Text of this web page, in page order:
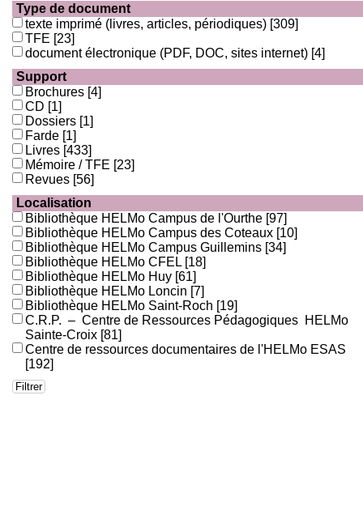
Type de document
texte imprimé (livres, articles, périodiques) [309]
TFE [23]
document électronique (PDF, DOC, sites internet) [4]
Support
Brochures [4]
CD [1]
Dossiers [1]
Farde [1]
Livres [433]
Mémoire / TFE [23]
Revues [56]
Localisation
Bibliothèque HELMo Campus de l'Ourthe [97]
Bibliothèque HELMo Campus des Coteaux [10]
Bibliothèque HELMo Campus Guillemins [34]
Bibliothèque HELMo CFEL [18]
Bibliothèque HELMo Huy [61]
Bibliothèque HELMo Loncin [7]
Bibliothèque HELMo Saint-Roch [19]
C.R.P. – Centre de Ressources Pédagogiques HELMo
Sainte-Croix [81]
Centre de ressources documentaires de l'HELMo ESAS
[192]